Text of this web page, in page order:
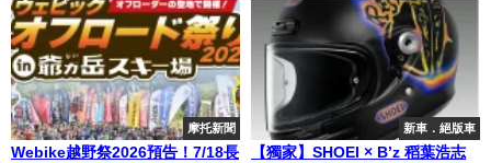
摩托新聞
Webike越野祭2026預告！7/18長
新車．絕版車
【獨家】SHOEI × B’z 稻葉浩志